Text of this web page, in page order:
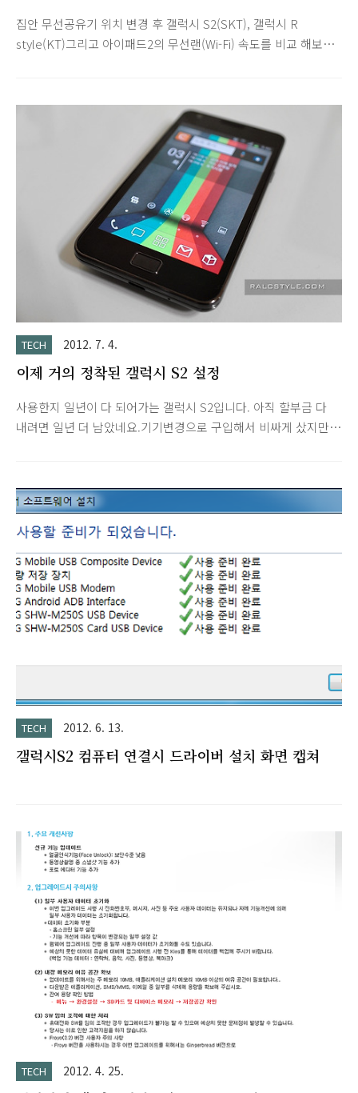
집안 무선공유기 위치 변경 후 갤럭시 S2(SKT), 갤럭시 R
style(KT)그리고 아이패드2의 무선랜(Wi-Fi) 속도를 비교 해보았
비스 : SK브로드밴드 광랜(케이블) - SKT TB끼리 온가족 무료 상
품측정 프로그램 : 벤치비 갤럭시 S2(SKT) 갤럭시 R style(KT)
아이패드2 갤럭시 R과 아이패드2는 핑 값에서 약간의 차이가 났
지만 대체로 비슷한 결과를 보였습니다.갤럭시 S2는 속도, 핑 값
모두 뒤쳐짐을 알 수 있습니다. 갤럭시 R KT LTE속도도 측정해
보았습니다. 지역차가 크기 때문에 참고용으로 올립니다.시각 옆
에 L이라고 표현된 것이..
TECH 2012. 7. 4.
이제 거의 정착된 갤럭시 S2 설정
사용한지 일년이 다 되어가는 갤럭시 S2입니다. 아직 할부금 다
내려면 일년 더 남았네요.기기변경으로 구입해서 비싸게 샀지만
Switch Pro
TECH 2012. 6. 13.
갤럭시S2 컴퓨터 연결시 드라이버 설치 화면 캡쳐
TECH 2012. 4. 25.